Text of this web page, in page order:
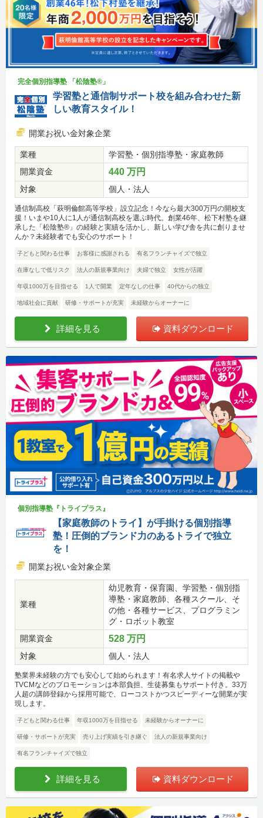
完全個別指導塾 「松陰塾®」
学習塾と通信制サポート校を組み合わせた新
しい教育スタイル！
開業お祝い金対象企業
業種
学習塾・個別指導塾・家庭教師
開業資金
440 万円
対象 個人・法人
通信制高校「萩明倫館高等学校」設立記念！今なら最大300万円の開校支
援！いまや10人に1人が通信制高校を選ぶ時代。創業46年、松下村塾を継
承した「松陰塾®」の経験と実績を活かし、新しい学び舎を共に創りませ
んか？未経験者でも安心のサポート！
子どもと関わる仕事 お客様に感謝される 有名フランチャイズで独立
在庫なしで低リスク 法人の新規事業向け 夫婦で独立 女性が活躍
年収1000万を目指せる 1人で開業 定年なしの仕事 40代からの独立
地域社会に貢献 研修・サポートが充実 未経験からオーナーに
詳細を見る 資料ダウンロード
個別指導塾『トライプラス』
【家庭教師のトライ】が手掛ける個別指導
塾！圧倒的ブランド力のあるトライで独立
を！
開業お祝い金対象企業
業種
幼児教育・保育園、学習塾・個別指
導塾・家庭教師、各種スクール、そ
の他・各種サービス、プログラミン
グ・ロボット教室
開業資金
528 万円
対象 個人・法人
塾業界未経験の方でも安心して始められます！有名求人サイトの掲載や
TVCMなどのプロモーションは本部負担、生徒募集もサポート付き。33万
人超の講師登録から採用可能で、ローコストかつスピーディーな開業が実
現します。
子どもと関わる仕事 年収1000万を目指せる 未経験からオーナーに
研修・サポートが充実 売り上げ実績を引き継ぐ 法人の新規事業向け
有名フランチャイズで独立
詳細を見る 資料ダウンロード